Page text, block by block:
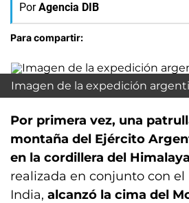
Por Agencia DIB
Para compartir:
Imagen de la expedición
Por primera vez, una
montaña del Ejército
en la cordillera del
realizada en conjunto con el
India, alcanzó la cima del